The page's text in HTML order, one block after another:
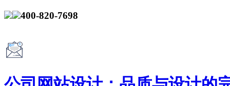
400-820-7698